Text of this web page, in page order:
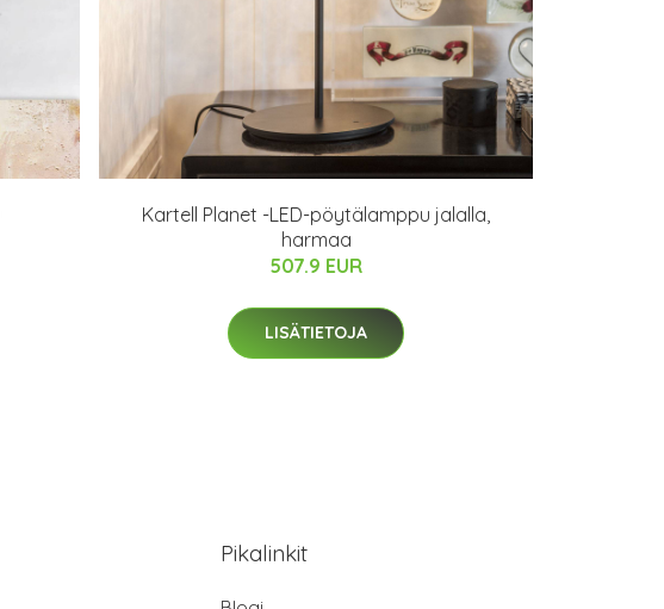
Kartell Planet -LED-pöytälamppu jalalla,
harmaa
507.9 EUR
LISÄTIETOJA
Pikalinkit